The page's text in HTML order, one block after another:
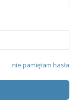
nie pamiętam hasła